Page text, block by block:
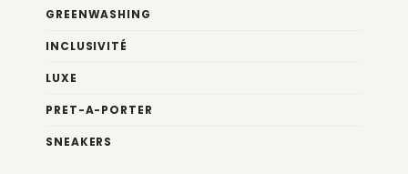
GREENWASHING
INCLUSIVITÉ
LUXE
PRET-A-PORTER
SNEAKERS